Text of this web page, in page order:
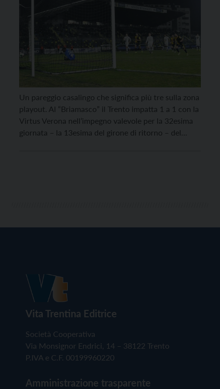
Un pareggio casalingo che significa più tre sulla zona
playout. Al “Briamasco” il Trento impatta 1 a 1 con la
Virtus Verona nell’impegno valevole per la 32esima
giornata – la 13esima del girone di ritorno – del
Vita Trentina Editrice
Società Cooperativa
Via Monsignor Endrici, 14 – 38122 Trento
P.IVA e C.F. 00199960220
Amministrazione trasparente